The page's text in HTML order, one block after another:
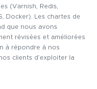
(Varnish, Redis,
Docker). Les chartes de
que nous avons
révisées et améliorées
à répondre à nos
clients d’exploiter la